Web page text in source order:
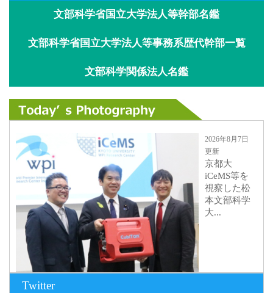
文部科学省国立大学法人等幹部名鑑
文部科学省国立大学法人等事務系歴代幹部一覧
文部科学関係法人名鑑
2026年8月7日
更新
京都大
iCeMS等を
視察した松
本文部科学
大...
Twitter